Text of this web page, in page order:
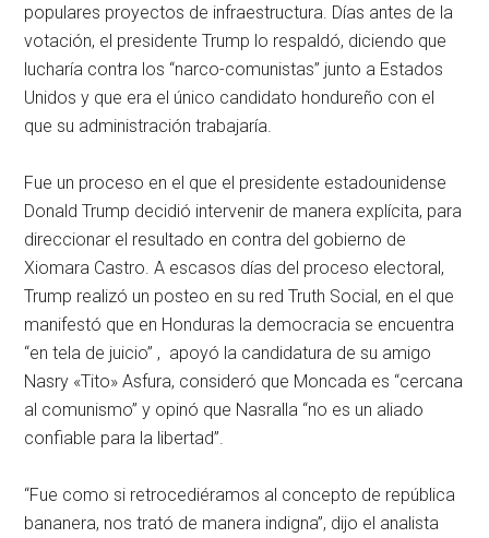
populares proyectos de infraestructura. Días antes de la
votación, el presidente Trump lo respaldó, diciendo que
lucharía contra los “narco-comunistas” junto a Estados
Unidos y que era el único candidato hondureño con el
que su administración trabajaría.
Fue un proceso en el que el presidente estadounidense
Donald Trump decidió intervenir de manera explícita, para
direccionar el resultado en contra del gobierno de
Xiomara Castro. A escasos días del proceso electoral,
Trump realizó un posteo en su red Truth Social, en el que
manifestó que en Honduras la democracia se encuentra
“en tela de juicio” , apoyó la candidatura de su amigo
Nasry «Tito» Asfura, consideró que Moncada es “cercana
al comunismo” y opinó que Nasralla “no es un aliado
confiable para la libertad”.
“Fue como si retrocediéramos al concepto de república
bananera, nos trató de manera indigna”, dijo el analista